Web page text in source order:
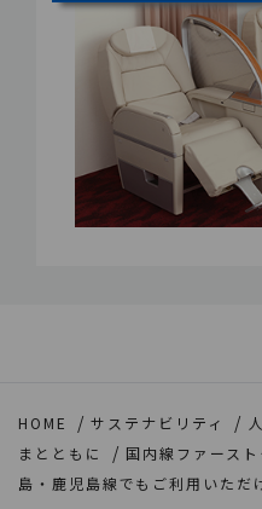
HOME サステナビリティ 人
まとともに
国内線ファース
島・鹿児島線でもご利用いただ